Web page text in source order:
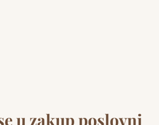
u zakup poslovni